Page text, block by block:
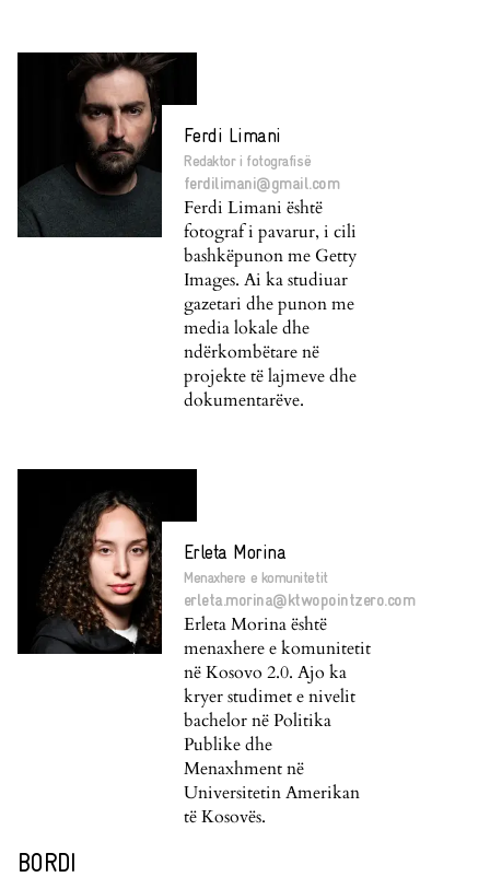
Ferdi Limani
Redaktor i fotografisë
ferdilimani@gmail.com
Ferdi Limani është
fotograf i pavarur, i cili
bashkëpunon me Getty
Images. Ai ka studiuar
gazetari dhe punon me
media lokale dhe
ndërkombëtare në
projekte të lajmeve dhe
dokumentarëve.
Erleta Morina
Menaxhere e komunitetit
erleta.morina@ktwopointzero.com
Erleta Morina është
menaxhere e komunitetit
në Kosovo 2.0. Ajo ka
kryer studimet e nivelit
bachelor në Politika
Publike dhe
Menaxhment në
Universitetin Amerikan
të Kosovës.
BORDI